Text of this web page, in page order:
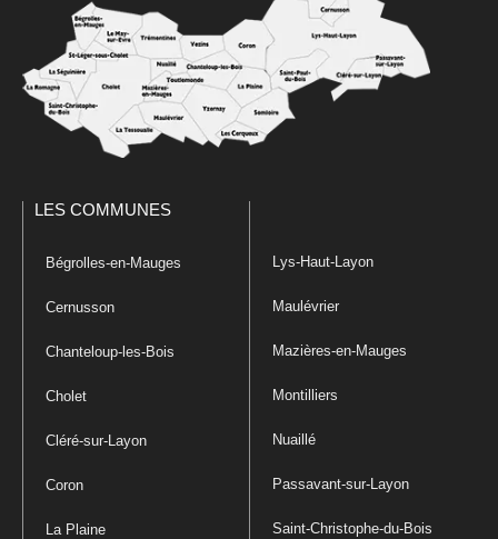
LES COMMUNES
Bégrolles-en-Mauges
Cernusson
Chanteloup-les-Bois
Cholet
Cléré-sur-Layon
Coron
La Plaine
Lys-Haut-Layon
Maulévrier
Mazières-en-Mauges
Montilliers
Nuaillé
Passavant-sur-Layon
Saint-Christophe-du-Bois